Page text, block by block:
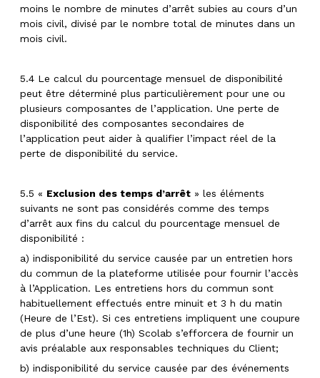
moins le nombre de minutes d’arrêt subies au cours d’un
mois civil, divisé par le nombre total de minutes dans un
mois civil.
5.4 Le calcul du pourcentage mensuel de disponibilité
peut être déterminé plus particulièrement pour une ou
plusieurs composantes de l’application. Une perte de
disponibilité des composantes secondaires de
l’application peut aider à qualifier l’impact réel de la
perte de disponibilité du service.
5.5 « Exclusion des temps d’arrêt » les éléments
suivants ne sont pas considérés comme des temps
d’arrêt aux fins du calcul du pourcentage mensuel de
disponibilité :
a) indisponibilité du service causée par un entretien hors
du commun de la plateforme utilisée pour fournir l’accès
à l’Application. Les entretiens hors du commun sont
habituellement effectués entre minuit et 3 h du matin
(Heure de l’Est). Si ces entretiens impliquent une coupure
de plus d’une heure (1h) Scolab s’efforcera de fournir un
avis préalable aux responsables techniques du Client;
b) indisponibilité du service causée par des événements